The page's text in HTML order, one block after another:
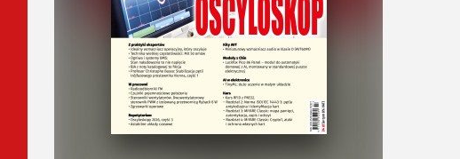
Podzespoły bierne
Półprzewodniki
Pomiary i testy
Projektowanie
Raspberry Pi